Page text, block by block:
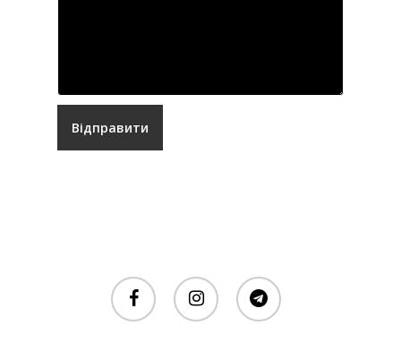
Відправити
facebook instagram telegram